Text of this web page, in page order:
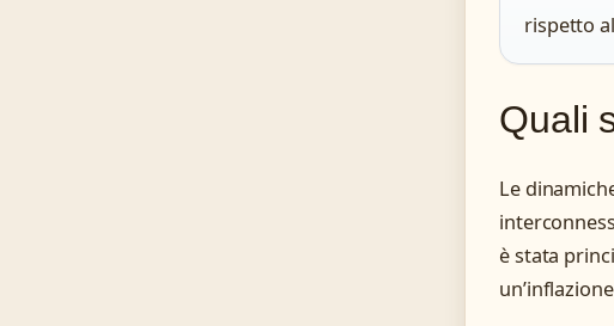
rispetto
Quali
Le
è stata